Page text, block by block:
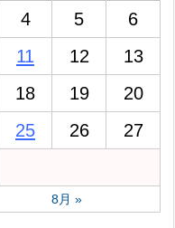
4 5
6
11 12
13
18 19
20
25 26
27
8月 »